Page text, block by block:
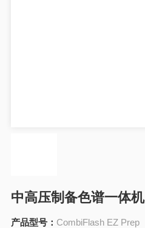
中高压制备色谱一体机
产品型号： CombiFlash EZ Prep